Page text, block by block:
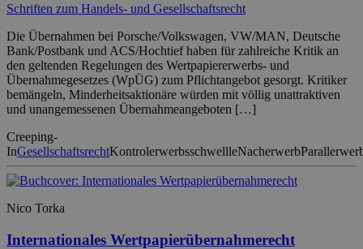
Schriften zum Handels- und Gesellschaftsrecht
Die Übernahmen bei Porsche/Volkswagen, VW/MAN, Deutsche
Bank/Postbank und ACS/Hochtief haben für zahlreiche Kritik an
den geltenden Regelungen des Wertpapiererwerbs- und
Übernahmegesetzes (WpÜG) zum Pflichtangebot gesorgt. Kritiker
bemängeln, Minderheitsaktionäre würden mit völlig unattraktiven
und unangemessenen Übernahmeangeboten […]
Creeping-
InGesellschaftsrechtKontrolerwerbsschwellleNacherwerb
Nico Torka
Internationales Wertpapierübernahmerecht